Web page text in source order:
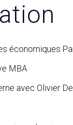
économiques
MBA
avec Olivier